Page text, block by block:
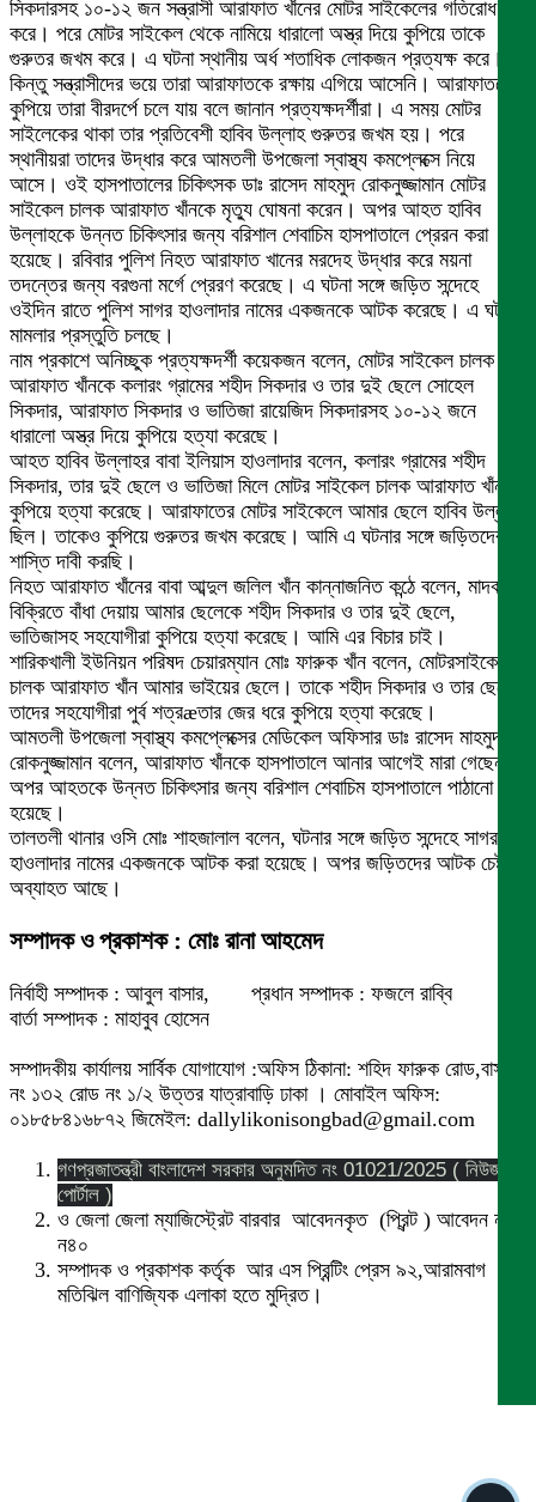
সিকদারসহ ১০-১২ জন সন্ত্রাসী আরাফাত খাঁনের মোটর সাইকেলের গতিরোধ
করে। পরে মোটর সাইকেল থেকে নামিয়ে ধারালো অস্ত্র দিয়ে কুপিয়ে তাকে
গুরুতর জখম করে। এ ঘটনা স্থানীয় অর্ধ শতাধিক লোকজন প্রত্যক্ষ করে।
কিন্তু সন্ত্রাসীদের ভয়ে তারা আরাফাতকে রক্ষায় এগিয়ে আসেনি। আরাফাতকে
কুপিয়ে তারা বীরদর্পে চলে যায় বলে জানান প্রত্যক্ষদর্শীরা। এ সময় মোটর
সাইলেকের থাকা তার প্রতিবেশী হাবিব উল্লাহ গুরুতর জখম হয়। পরে
স্থানীয়রা তাদের উদ্ধার করে আমতলী উপজেলা স্বাস্থ্য কমপ্লেক্সে নিয়ে
আসে। ওই হাসপাতালের চিকিৎসক ডাঃ রাসেদ মাহমুদ রোকনুজ্জামান মোটর
সাইকেল চালক আরাফাত খাঁনকে মৃত্যু ঘোষনা করেন। অপর আহত হাবিব
উল্লাহকে উন্নত চিকিৎসার জন্য বরিশাল শেবাচিম হাসপাতালে প্রেরন করা
হয়েছে। রবিবার পুলিশ নিহত আরাফাত খানের মরদেহ উদ্ধার করে ময়না
তদন্তের জন্য বরগুনা মর্গে প্রেরণ করেছে। এ ঘটনা সঙ্গে জড়িত সন্দেহে
ওইদিন রাতে পুলিশ সাগর হাওলাদার নামের একজনকে আটক করেছে। এ ঘটনায়
মামলার প্রস্তুতি চলছে।
নাম প্রকাশে অনিচ্ছুক প্রত্যক্ষদর্শী কয়েকজন বলেন, মোটর সাইকেল চালক
আরাফাত খাঁনকে কলারং গ্রামের শহীদ সিকদার ও তার দুই ছেলে সোহেল
সিকদার, আরাফাত সিকদার ও ভাতিজা রায়েজিদ সিকদারসহ ১০-১২ জনে
ধারালো অস্ত্র দিয়ে কুপিয়ে হত্যা করেছে।
আহত হাবিব উল্লাহর বাবা ইলিয়াস হাওলাদার বলেন, কলারং গ্রামের শহীদ
সিকদার, তার দুই ছেলে ও ভাতিজা মিলে মোটর সাইকেল চালক আরাফাত খাঁনকে
কুপিয়ে হত্যা করেছে। আরাফাতের মোটর সাইকেলে আমার ছেলে হাবিব উল্লাহ
ছিল। তাকেও কুপিয়ে গুরুতর জখম করেছে। আমি এ ঘটনার সঙ্গে জড়িতদের
শাস্তি দাবী করছি।
নিহত আরাফাত খাঁনের বাবা আব্দুল জলিল খাঁন কান্নাজনিত কন্ঠে বলেন, মাদক
বিক্রিতে বাঁধা দেয়ায় আমার ছেলেকে শহীদ সিকদার ও তার দুই ছেলে,
ভাতিজাসহ সহযোগীরা কুপিয়ে হত্যা করেছে। আমি এর বিচার চাই।
শারিকখালী ইউনিয়ন পরিষদ চেয়ারম্যান মোঃ ফারুক খাঁন বলেন, মোটরসাইকেল
চালক আরাফাত খাঁন আমার ভাইয়ের ছেলে। তাকে শহীদ সিকদার ও তার ছেলেরা
তাদের সহযোগীরা পুর্ব শত্রæতার জের ধরে কুপিয়ে হত্যা করেছে।
আমতলী উপজেলা স্বাস্থ্য কমপ্লেক্সের মেডিকেল অফিসার ডাঃ রাসেদ মাহমুদ
রোকনুজ্জামান বলেন, আরাফাত খাঁনকে হাসপাতালে আনার আগেই মারা গেছেন।
অপর আহতকে উন্নত চিকিৎসার জন্য বরিশাল শেবাচিম হাসপাতালে পাঠানো
হয়েছে।
তালতলী থানার ওসি মোঃ শাহজালাল বলেন, ঘটনার সঙ্গে জড়িত সন্দেহে সাগর
হাওলাদার নামের একজনকে আটক করা হয়েছে। অপর জড়িতদের আটক চেষ্টা
অব্যাহত আছে।
সম্পাদক ও প্রকাশক : মোঃ রানা আহমেদ
নির্বাহী সম্পাদক : আবুল বাসার, প্রধান সম্পাদক : ফজলে রাব্বি
বার্তা সম্পাদক : মাহাবুব হোসেন
সম্পাদকীয় কার্যালয় সার্বিক যোগাযোগ :অফিস ঠিকানা: শহিদ ফারুক রোড,বাসা
নং ১৩২ রোড নং ১/২ উত্তর যাত্রাবাড়ি ঢাকা । মোবাইল অফিস:
০১৮৫৮৪১৬৮৭২ জিমেইল: dallylikonisongbad@gmail.com
গণপ্রজাতন্ত্রী বাংলাদেশ সরকার অনুমদিত নং 01021/2025 ( নিউজ
পোর্টাল )
ও জেলা জেলা ম্যাজিস্ট্রেট বারবার আবেদনকৃত (প্রিন্ট ) আবেদন নং
ন৪০
সম্পাদক ও প্রকাশক কর্তৃক আর এস প্রিন্টিং প্রেস ৯২,আরামবাগ
মতিঝিল বাণিজ্যিক এলাকা হতে মুদ্রিত।